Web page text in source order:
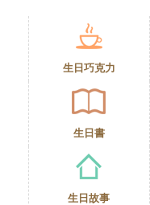
生日巧克力
生日書
生日故事